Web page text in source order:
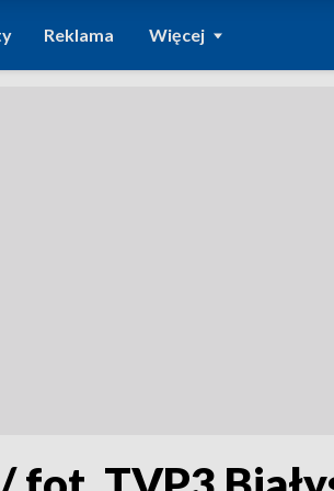
Reklama Więcej